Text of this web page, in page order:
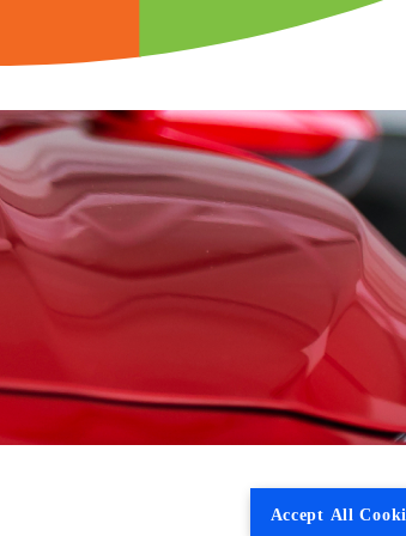
Accept All